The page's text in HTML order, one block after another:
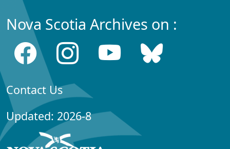
Nova Scotia Archives on :
Contact Us
Updated: 2026-8